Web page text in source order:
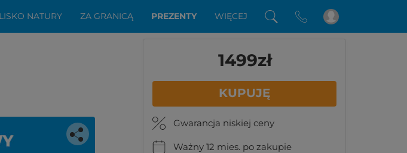
NATURY ZA GRANICĄ PREZENTY WIĘCEJ
1499zł
KUPUJĘ
Gwarancja niskiej ceny
Ważny 12 mies. po zakupie